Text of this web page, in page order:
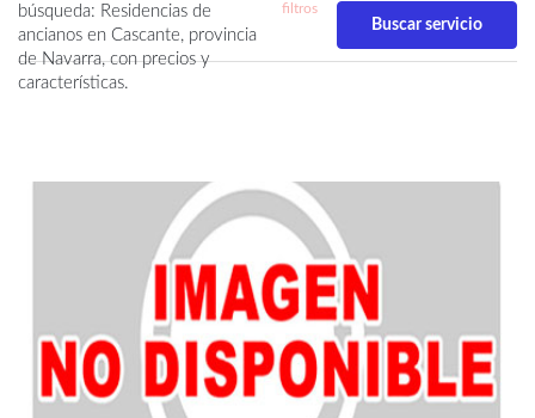
búsqueda: Residencias de
ancianos en Cascante, provincia
de Navarra, con precios y
características.
filtros